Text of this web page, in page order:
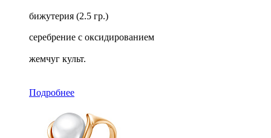
бижутерия (2.5 гр.)
серебрение с оксидированием
жемчуг культ.
Подробнее